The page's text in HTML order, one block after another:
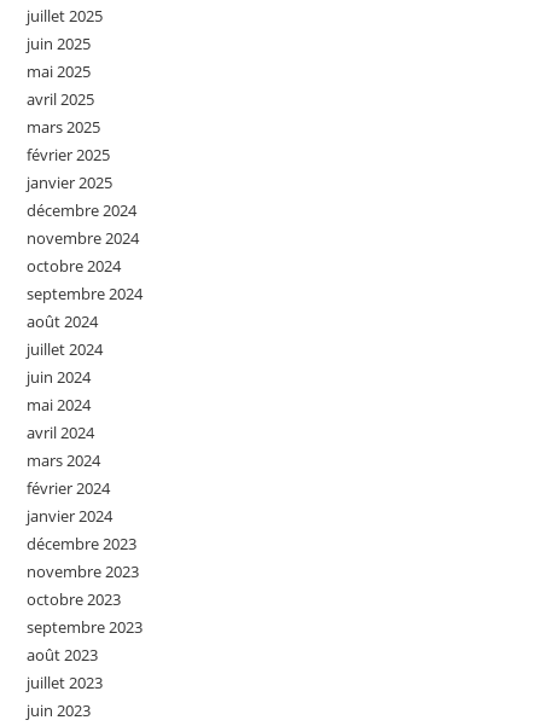
juillet 2025
juin 2025
mai 2025
avril 2025
mars 2025
février 2025
janvier 2025
décembre 2024
novembre 2024
octobre 2024
septembre 2024
août 2024
juillet 2024
juin 2024
mai 2024
avril 2024
mars 2024
février 2024
janvier 2024
décembre 2023
novembre 2023
octobre 2023
septembre 2023
août 2023
juillet 2023
juin 2023